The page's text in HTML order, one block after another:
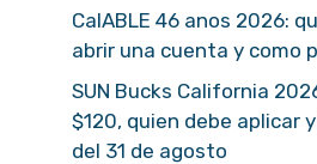
CalABLE 46 anos 2026:
abrir una cuenta y como
SUN Bucks California
$120, quien debe aplicar
del 31 de agosto